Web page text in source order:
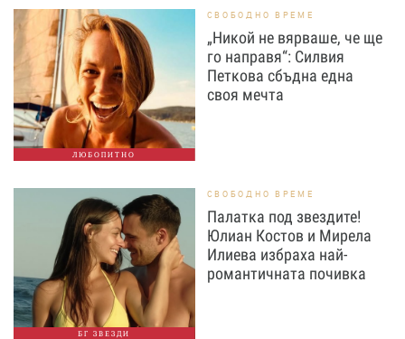
ЛЮБОПИТНО
СВОБОДНО ВРЕМЕ
„Никой не вярваше, че ще
го направя“: Силвия
Петкова сбъдна една
своя мечта
БГ ЗВЕЗДИ
СВОБОДНО ВРЕМЕ
Палатка под звездите!
Юлиан Костов и Мирела
Илиева избраха най-
романтичната почивка